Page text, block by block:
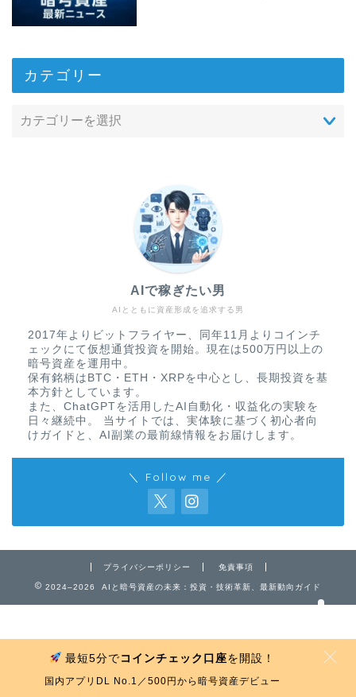
カテゴリー
AIとともに資産形成を追求する男
AIで稼ぎたい男
2017年よりビットフライヤー、同年11月よりコインチ
ェックにて仮想通貨投資を開始。現在は500万円以上の
暗号資産を運用中。
保有銘柄はBTC・ETH・XRPを中心とし、長期投資を基
本方針としています。
また、ChatGPTを活用したAI自動化・収益化の実験を
日々継続中。 当サイトでは、実体験に基づく初心者向
けガイドと、AI副業の最前線情報をお届けします。
＼ Follow me ／
プライバシーポリシー 免責事項
2024–2026 AIと暗号資産の未来：投資・技術革新、最新動向ガイド
お問い合わせ
最短5分でコインチェック口座を開設！
国内アプリDL No.1／500円から暗号資産デビュー